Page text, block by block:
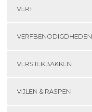
VERF
VERFBENODIGDHEDEN
VERSTEKBAKKEN
VIJLEN & RASPEN